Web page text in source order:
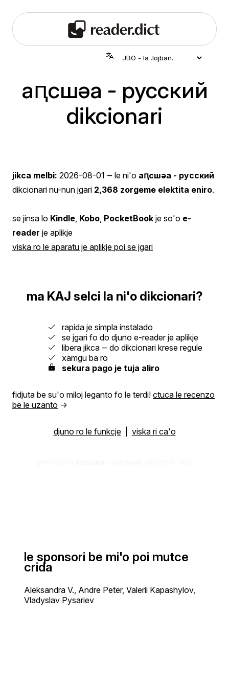
аԥсшәа - русский
dikcionari
jikca melbi: 2026-08-01 ‒ le ni'o аԥсшәа - русский
dikcionari nu-nun jgari 2,368 zorgeme elektita eniro.
se jinsa lo Kindle Kobo PocketBook je so'o e-
reader je aplikje
viska ro le aparatu je aplikje poi se jgari
ma KAJ selci la ni'o dikcionari?
rapida je simpla instalado
se jgari fo do djuno e-reader je aplikje
libera jikca ‒ do dikcionari krese regule
xamgu ba ro
sekura pago je tuja aliro
fidjuta be su'o miloj leganto fo le terdi! ctuca le recenzo
be le uzanto →
djuno ro le funkcje| viska ri ca'o
le sponsori be mi'o poi mutce
crida
Aleksandra V., Andre Peter, Valerii Kapashylov,
Vladyslav Pysariev